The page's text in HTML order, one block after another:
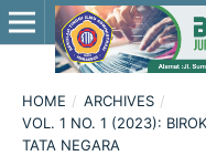
HOME / ARCHIVES /
VOL. 1 NO. 1 (2023):
TATA NEGARA